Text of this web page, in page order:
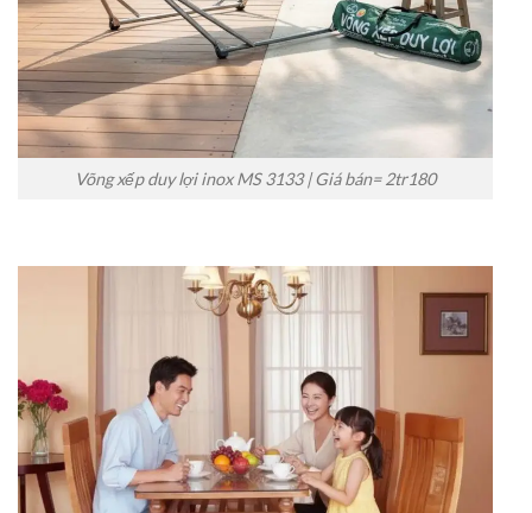
Võng xếp duy lợi inox MS 3133 | Giá bán= 2tr180